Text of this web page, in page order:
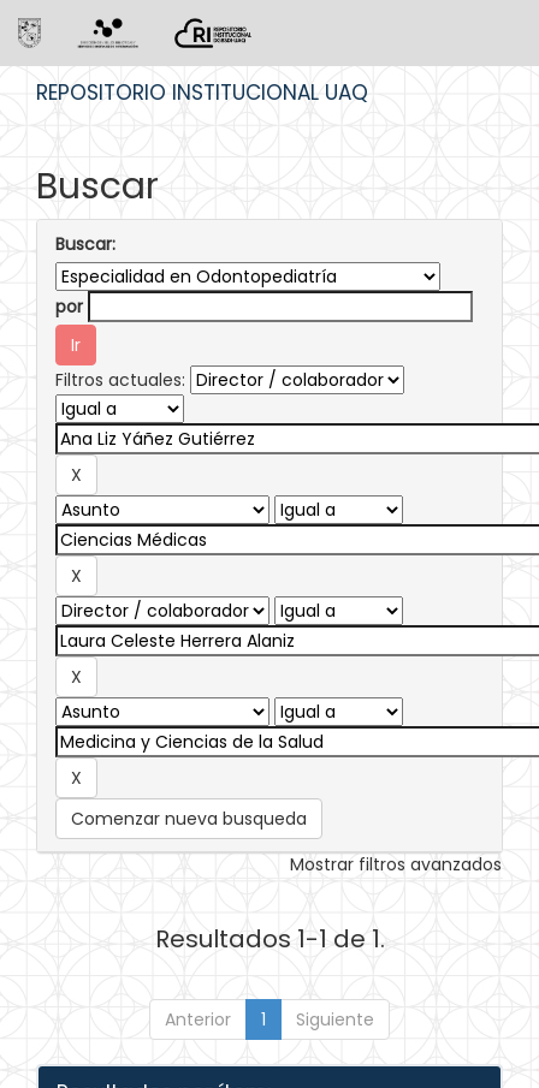
REPOSITORIO INSTITUCIONAL UAQ
Buscar
Buscar:
por
Filtros actuales:
Comenzar nueva busqueda
Mostrar filtros avanzados
Resultados 1-1 de 1.
Anterior 1 Siguiente